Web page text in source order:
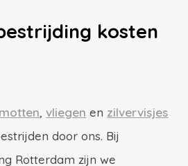
kosten
motten, vliegen en zilvervisjes
door ons. Bij
Rotterdam zijn we